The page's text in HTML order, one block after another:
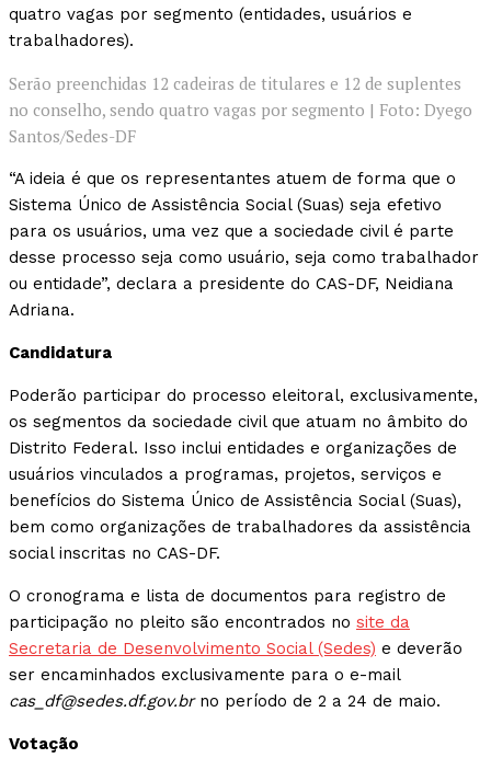
quatro vagas por segmento (entidades, usuários e
trabalhadores).
Serão preenchidas 12 cadeiras de titulares e 12 de suplentes
no conselho, sendo quatro vagas por segmento | Foto: Dyego
Santos/Sedes-DF
“A ideia é que os representantes atuem de forma que o
Sistema Único de Assistência Social (Suas) seja efetivo
para os usuários, uma vez que a sociedade civil é parte
desse processo seja como usuário, seja como trabalhador
ou entidade”, declara a presidente do CAS-DF, Neidiana
Adriana.
Candidatura
Poderão participar do processo eleitoral, exclusivamente,
os segmentos da sociedade civil que atuam no âmbito do
Distrito Federal. Isso inclui entidades e organizações de
usuários vinculados a programas, projetos, serviços e
benefícios do Sistema Único de Assistência Social (Suas),
bem como organizações de trabalhadores da assistência
social inscritas no CAS-DF.
O cronograma e lista de documentos para registro de
participação no pleito são encontrados no site da
Secretaria de Desenvolvimento Social (Sedes) e deverão
ser encaminhados exclusivamente para o e-mail
cas_df@sedes.df.gov.brno período de 2 a 24 de maio.
Votação